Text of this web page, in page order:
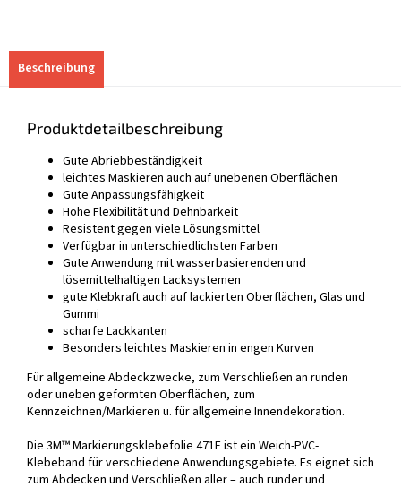
Beschreibung
Produktdetailbeschreibung
Gute Abriebbeständigkeit
leichtes Maskieren auch auf unebenen Oberflächen
Gute Anpassungsfähigkeit
Hohe Flexibilität und Dehnbarkeit
Resistent gegen viele Lösungsmittel
Verfügbar in unterschiedlichsten Farben
Gute Anwendung mit wasserbasierenden und
lösemittelhaltigen Lacksystemen
gute Klebkraft auch auf lackierten Oberflächen, Glas und
Gummi
scharfe Lackkanten
Besonders leichtes Maskieren in engen Kurven
Für allgemeine Abdeckzwecke, zum Verschließen an runden
oder uneben geformten Oberflächen, zum
Kennzeichnen/Markieren u. für allgemeine Innendekoration.
Die 3M™ Markierungsklebefolie 471F ist ein Weich-PVC-
Klebeband für verschiedene Anwendungsgebiete. Es eignet sich
zum Abdecken und Verschließen aller – auch runder und